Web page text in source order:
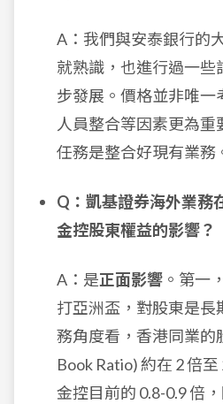
A：我們與安泰銀行的
就熟識，也進行過一些
步發展。價格並非唯一
人員整合等因素更為
任務是整合好現有業務
Q：凱基證券海外業務
金控股東權益的影響？
A：是正面影響 。第一
打亞洲盃，對股東是長
務角度看，香港同業的
Book Ratio) 約在 2 倍
金控目前的 0.8-0.9 倍